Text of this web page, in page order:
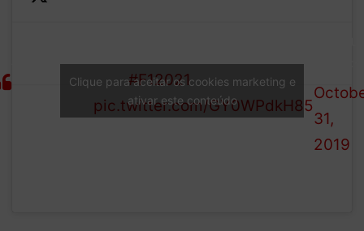
financial
rules will
work#F12021
pic.twitter.com/GY0WPdkH85
31,
2019
Clique para aceitar os cookies marketing e
ativar este conteúdo